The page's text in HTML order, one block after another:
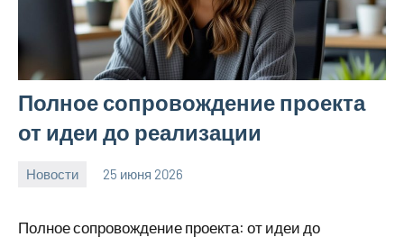
Полное сопровождение проекта
от идеи до реализации
Новости 25 июня 2026
Полное сопровождение проекта: от идеи до